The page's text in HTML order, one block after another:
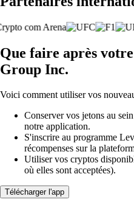
Que faire après
Group Inc.
Voici comment utiliser vos
Conserver vos jetons au
notre application.
S'inscrire au programme
récompenses sur la
Utiliser vos cryptos
où elles sont acceptées).
Télécharger l'app